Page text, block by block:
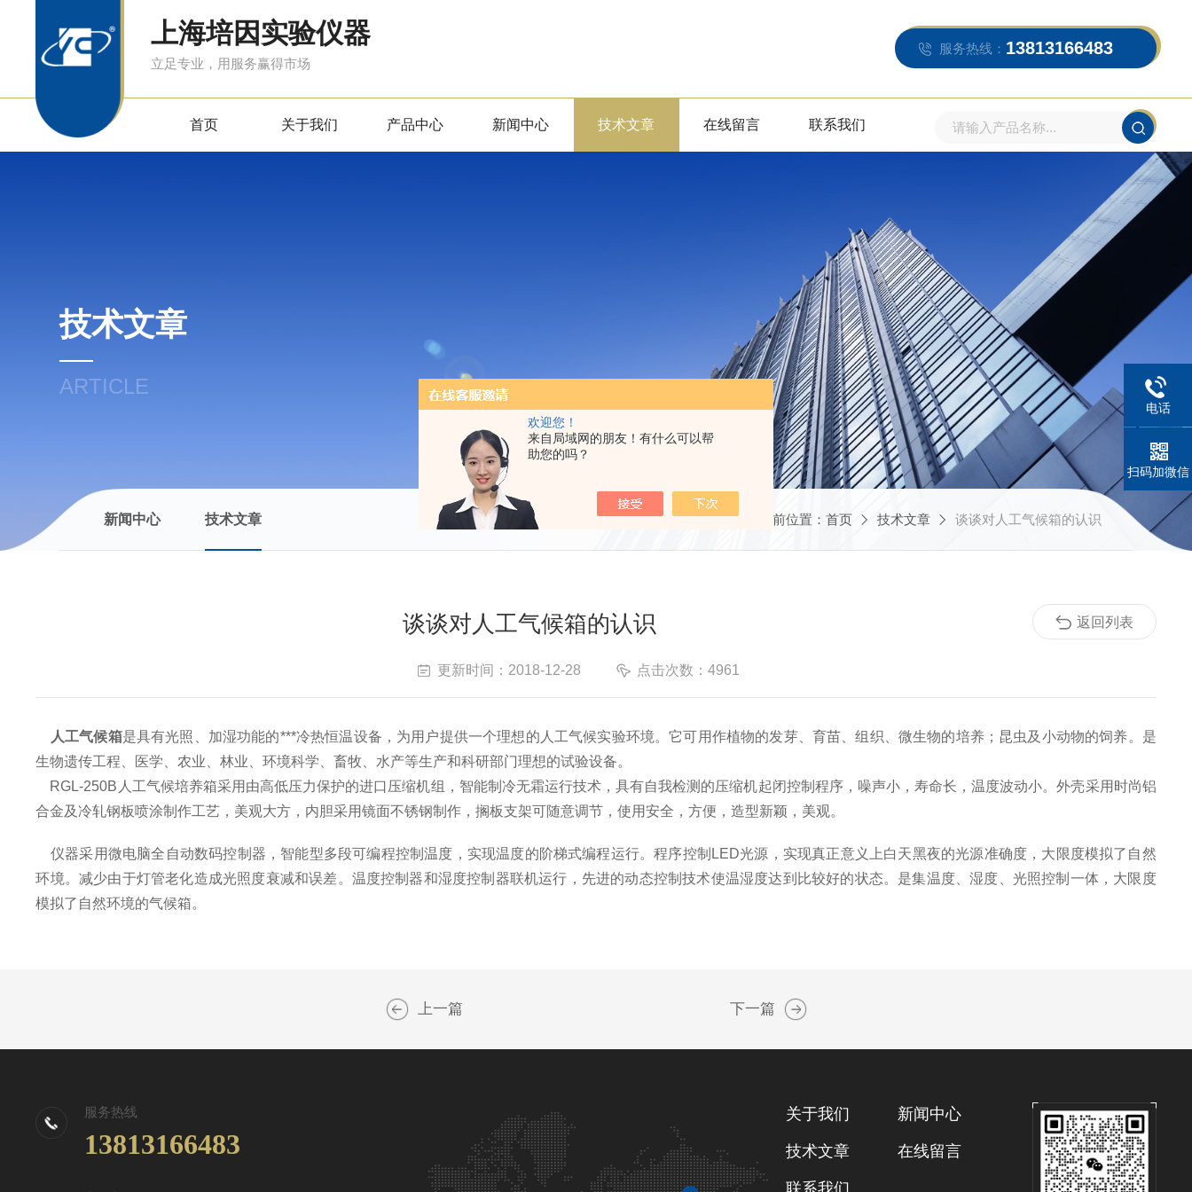
欢迎您！
来自局域网的朋友！有什么可以帮
助您的吗？
上海培因实验仪器
立足专业，用服务赢得市场
服务热线： 13813166483
首页 关于我们 产品中心 新闻中心 技术文章 在线留言 联系我们
技术文章
ARTICLE
新闻中心 技术文章 当前位置： 首页 技术文章 谈谈对人工气候箱的认识
谈谈对人工气候箱的认识
更新时间：2018-12-28 点击次数：4961
人工气候箱是具有光照、加湿功能的***冷热恒温设备，为用户提供一个理想的人工气候实验环境。它可用作植物的发芽、育苗、组织、微生物的培养；昆虫及小动物的饲养。是
生物遗传工程、医学、农业、林业、环境科学、畜牧、水产等生产和科研部门理想的试验设备。
RGL-250B 人工气候培养箱采用由高低压力保护的进口压缩机组，智能制冷无霜运行技术，具有自我检测的压缩机起闭控制程序，噪声小，寿命长，温度波动小。外壳采用时尚铝
合金及冷轧钢板喷涂制作工艺，美观大方，内胆采用镜面不锈钢制作，搁板支架可随意调节，使用安全，方便，造型新颖，美观。
仪器采用微电脑全自动数码控制器，智能型多段可编程控制温度，实现温度的阶梯式编程运行。程序控制 LED光源，实现真正意义上白天黑夜的光源准确度，大限度模拟了自然
环境。减少由于灯管老化造成光照度衰减和误差。温度控制器和湿度控制器联机运行，先进的动态控制技术使温湿度达到比较好的状态。是集温度、湿度、光照控制一体，大限度
模拟了自然环境的气候箱。
返回列表
上一篇 下一篇
服务热线
13813166483
关于我们 新闻中心
技术文章 在线留言
联系我们
电话
扫码加微信